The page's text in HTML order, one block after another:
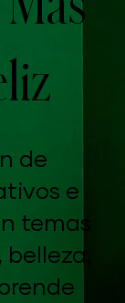
de
e
temas